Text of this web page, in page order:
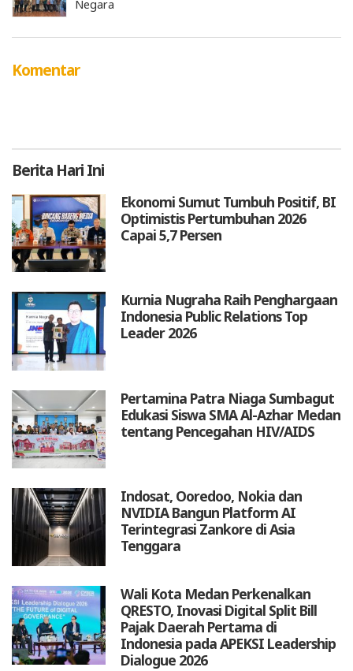
Negara
Komentar
Berita Hari Ini
Ekonomi Sumut Tumbuh Positif, BI
Optimistis Pertumbuhan 2026
Capai 5,7 Persen
Kurnia Nugraha Raih Penghargaan
Indonesia Public Relations Top
Leader 2026
Pertamina Patra Niaga Sumbagut
Edukasi Siswa SMA Al-Azhar Medan
tentang Pencegahan HIV/AIDS
Indosat, Ooredoo, Nokia dan
NVIDIA Bangun Platform AI
Terintegrasi Zankore di Asia
Tenggara
Wali Kota Medan Perkenalkan
QRESTO, Inovasi Digital Split Bill
Pajak Daerah Pertama di
Indonesia pada APEKSI Leadership
Dialogue 2026